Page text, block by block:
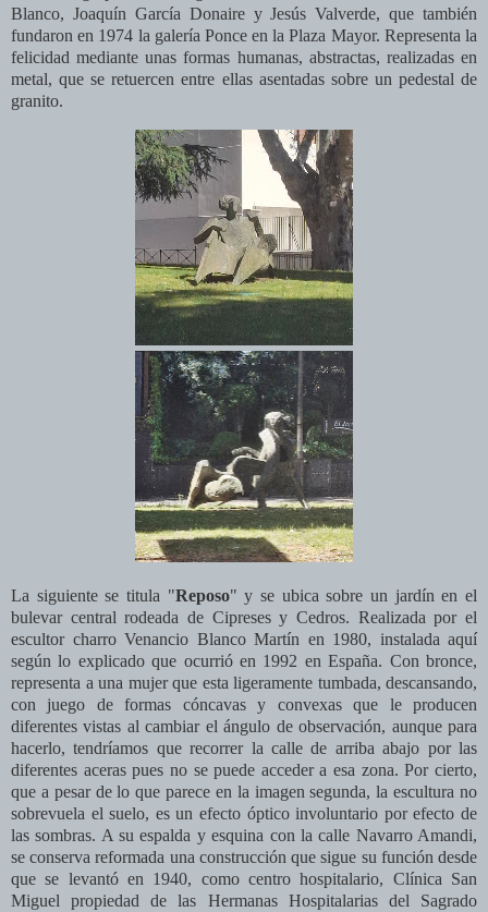
Blanco, Joaquín García Donaire y Jesús Valverde, que también
fundaron en 1974 la galería Ponce en la Plaza Mayor. Representa la
felicidad mediante unas formas humanas, abstractas, realizadas en
metal, que se retuercen entre ellas asentadas sobre un pedestal de
granito.
La siguiente se titula "Reposo" y se ubica sobre un jardín en el
bulevar central rodeada de Cipreses y Cedros. Realizada por el
escultor charro Venancio Blanco Martín en 1980, instalada aquí
según lo explicado que ocurrió en 1992 en España. Con bronce,
representa a una mujer que esta ligeramente tumbada, descansando,
con juego de formas cóncavas y convexas que le producen
diferentes vistas al cambiar el ángulo de observación, aunque para
hacerlo, tendríamos que recorrer la calle de arriba abajo por las
diferentes aceras pues no se puede acceder a esa zona. Por cierto,
que a pesar de lo que parece en la imagen segunda, la escultura no
sobrevuela el suelo, es un efecto óptico involuntario por efecto de
las sombras. A su espalda y esquina con la calle Navarro Amandi,
se conserva reformada una construcción que sigue su función desde
que se levantó en 1940, como centro hospitalario, Clínica San
Miguel propiedad de las Hermanas Hospitalarias del Sagrado